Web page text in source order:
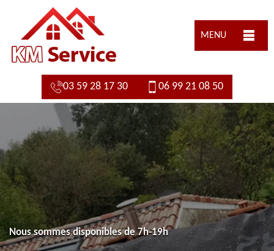
MENU
03 59 28 17 30 06 99 21 08 50
Nous sommes disponibles de 7h-19h